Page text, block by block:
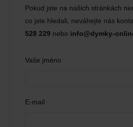
Pokud jste na našich stránkách
co jste hledali, neváhejte nás
528 229 nebo info@dymky-
Vaše jméno
E-mail